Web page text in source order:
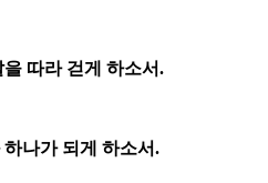
따라 걷게 하소서.
나가 되게 하소서.